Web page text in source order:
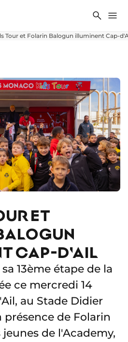
Tour et Folarin Balogun illuminent Cap-
ET
CAP-D'AIL
13ème étape de la
ce mercredi 14
au Stade Didier
présence de Folarin
de l'Academy,